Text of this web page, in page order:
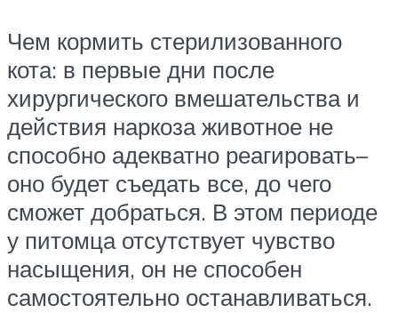
Чем кормить стерилизованного
кота: в первые дни после
хирургического вмешательства и
действия наркоза животное не
способно адекватно реагировать–
оно будет съедать все, до чего
сможет добраться. В этом периоде
у питомца отсутствует чувство
насыщения, он не способен
самостоятельно останавливаться.